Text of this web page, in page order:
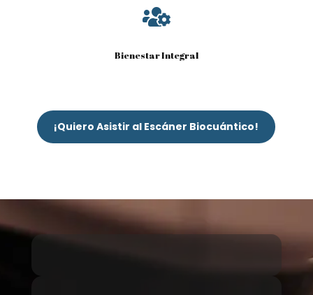

Bienestar Integral
¡Quiero Asistir al Escáner Biocuántico!